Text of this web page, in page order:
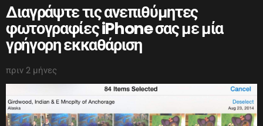
Διαγράψτε τις ανεπιθύμητες
φωτογραφίες iPhone σας με μία
γρήγορη εκκαθάριση
πριν 2 μήνες